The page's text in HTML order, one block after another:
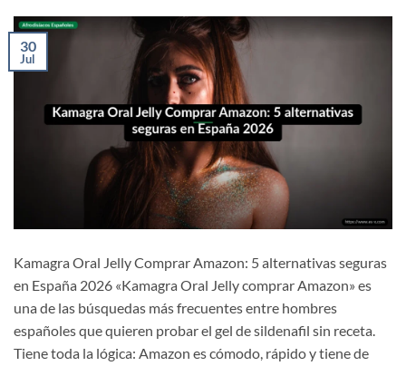
30
Jul
Kamagra Oral Jelly Comprar Amazon: 5 alternativas seguras
en España 2026 «Kamagra Oral Jelly comprar Amazon» es
una de las búsquedas más frecuentes entre hombres
españoles que quieren probar el gel de sildenafil sin receta.
Tiene toda la lógica: Amazon es cómodo, rápido y tiene de